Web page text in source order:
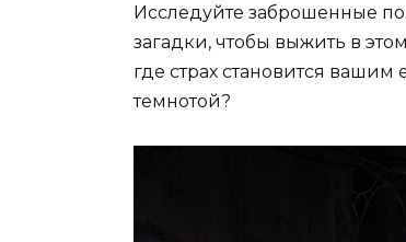
Исследуйте заброшенные
загадки, чтобы выжить в
где страх становится
темнотой?